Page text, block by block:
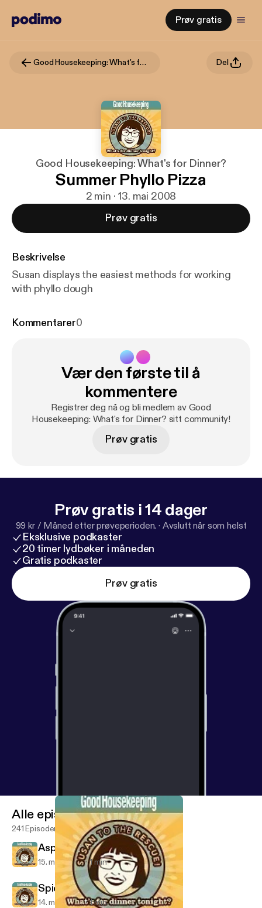
Prøv gratis
Good Housekeeping: What's for Dinner? Del
Good Housekeeping: What's for Dinner?
Summer Phyllo Pizza
2 min · 13. mai 2008
Prøv gratis
Beskrivelse
Susan displays the easiest methods for working
with phyllo dough
Kommentarer0
Vær den første til å
kommentere
Registrer deg nå og bli medlem av Good
Housekeeping: What's for Dinner? sitt community!
Prøv gratis
Prøv gratis i 14 dager
99 kr / Måned etter prøveperioden. · Avslutt når som helst
Eksklusive podkaster
20 timer lydbøker i måneden
Gratis podkaster
Prøv gratis
Alle episoder
241 Episoder
Asparagus Tart
15. mai 2008 1 min
Spicy Roast Beef Salad
14. mai 2008 1 min